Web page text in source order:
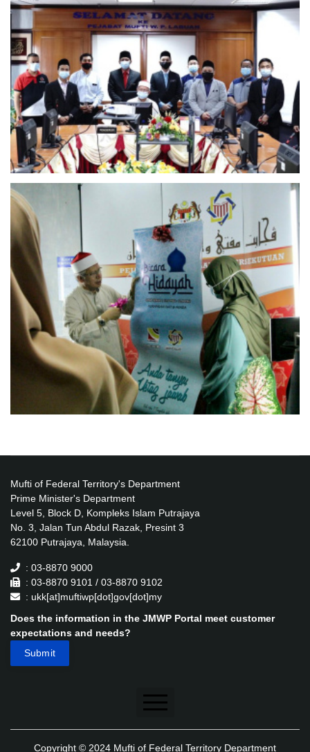
Mufti of Federal Territory's Department
Prime Minister's Department
Level 5, Block D, Kompleks Islam Putrajaya
No. 3, Jalan Tun Abdul Razak, Presint 3
62100 Putrajaya, Malaysia.
: 03-8870 9000
: 03-8870 9101 / 03-8870 9102
: ukk[at]muftiwp[dot]gov[dot]my
Does the information in the JMWP Portal meet customer
expectations and needs?
Disclaimer
Copyright © 2024 Mufti of Federal Territory Department